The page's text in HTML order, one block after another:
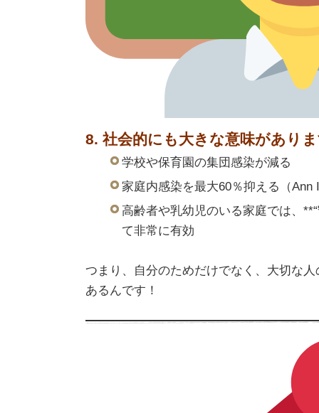
8. 社会的にも大きな意味があり
学校や保育園の集団感染が減る
家庭内感染を最大60％抑える（Ann
高齢者や乳幼児のいる家庭では、
て非常に有効
つまり、自分のためだけでなく、大切な
あるんです！